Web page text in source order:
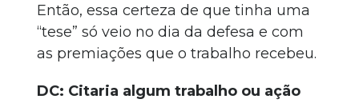
Então, essa certeza de que tinha uma
“tese” só veio no dia da defesa e com
as premiações que o trabalho recebeu.
DC: Citaria algum trabalho ou ação